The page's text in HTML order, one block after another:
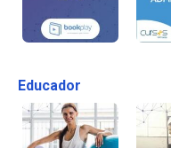
Educador